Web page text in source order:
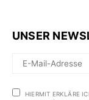
UNSER
HIERMIT ERKLÄRE